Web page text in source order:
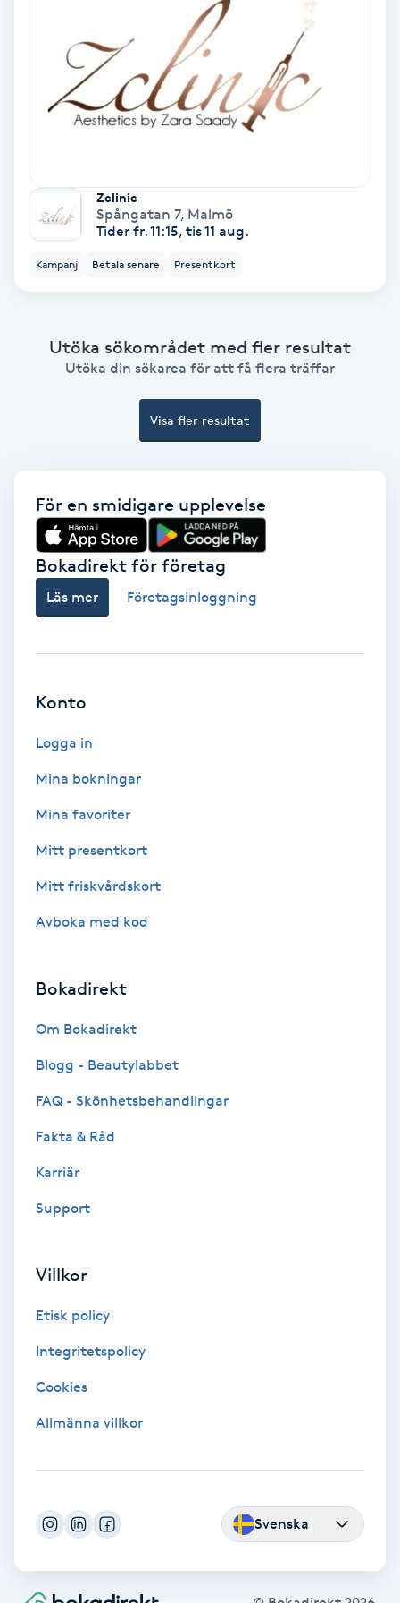
Ansiktsbehandling djuprengörande
Babylights
Bambumassage
Barber
Barnklippning
Brynfärgning
Brynplockning
Celluliter
Color correction
Cryoterapi
Dermapen
Diamantslipning
Enzympeeling
Extensions borttagning
Face framing
Fet hårbotten
Fibromassage
Zclinic
Spångatan 7, Malmö
Tider fr. 11:15, tis 11 aug.
Kampanj Betala senare Presentkort
Utöka sökområdet med fler resultat
Utöka din sökarea för att få flera träffar
Visa fler resultat
För en smidigare upplevelse
Bokadirekt för företag
Läs mer Företagsinloggning
Konto
Logga in
Mina bokningar
Mina favoriter
Mitt presentkort
Mitt friskvårdskort
Avboka med kod
Bokadirekt
Om Bokadirekt
Blogg - Beautylabbet
FAQ - Skönhetsbehandlingar
Fakta & Råd
Karriär
Support
Villkor
Etisk policy
Integritetspolicy
Cookies
Allmänna villkor
Svenska